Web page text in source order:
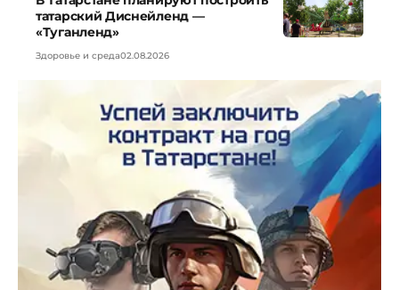
татарский Диснейленд —
«Туганленд»
Здоровье и среда02.08.2026